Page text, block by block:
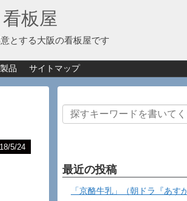
板屋
とする大阪の看板屋です
品 サイトマップ
5/24
最近の投稿
「京酪牛乳」（朝ドラ『あす